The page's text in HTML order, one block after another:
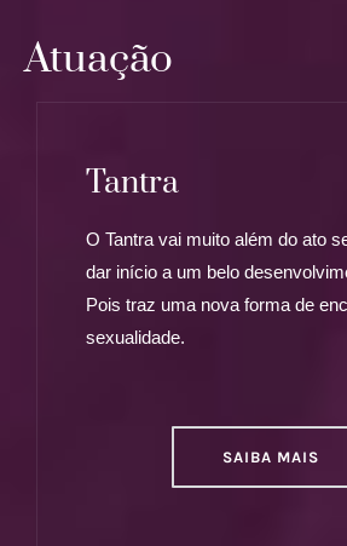
Atuação
Tantra
O Tantra vai muito além do ato
dar início a um belo
Pois traz uma nova forma de
sexualidade.
SAIBA MAIS